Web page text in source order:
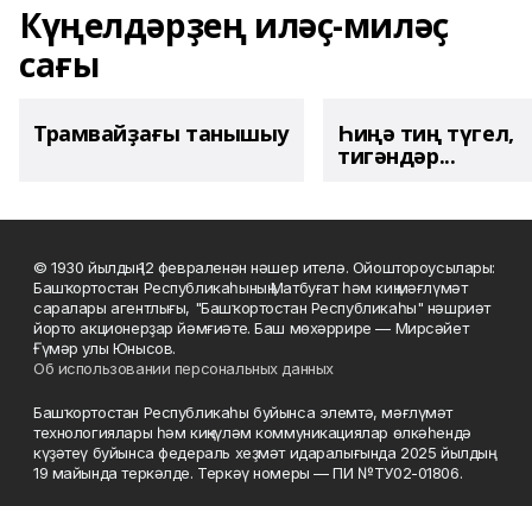
Күңелдәрҙең иләҫ-миләҫ
сағы
Трамвайҙағы танышыу Һиңә тиң түгел,
тигәндәр...
© 1930 йылдың 12 февраленән нәшер ителә. Ойоштороусылары:
Башҡортостан Республикаһының Матбуғат һәм киң мәғлүмәт
саралары агентлығы, "Башҡортостан Республикаһы" нәшриәт
йорто акционерҙар йәмғиәте. Баш мөхәррире — Мирсәйет
Ғүмәр улы Юнысов.
Об использовании персональных данных
Башҡортостан Республикаһы буйынса элемтә, мәғлүмәт
технологиялары һәм киңкүләм коммуникациялар өлкәһендә
күҙәтеү буйынса федераль хеҙмәт идаралығында 2025 йылдың
19 майында теркәлде. Теркәү номеры — ПИ №ТУ02-01806.